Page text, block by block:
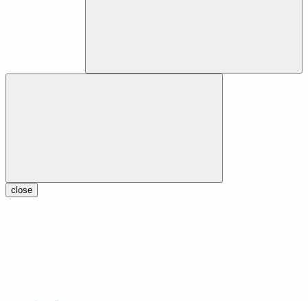
close